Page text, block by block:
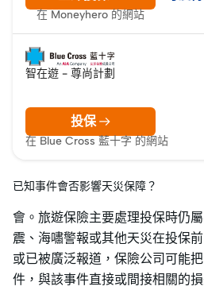
在 Moneyhero 的網站
智在遊 - 尊尚計劃
投保
在 Blue Cross 藍十字 的網站
已知事件會否影響天災保障？
會。旅遊保險主要處理投保時仍
震、海嘯警報或其他天災在投保
或已被廣泛報道，保險公司可能
件，與該事件直接或間接相關的